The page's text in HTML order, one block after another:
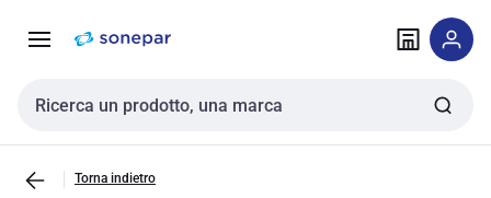
navigazione alla
Cerca input
Torna indietro